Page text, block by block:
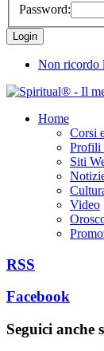
Password:
Non ricordo
Home
Corsi
Profili
Siti
Video
RSS
Facebook
Seguici anche